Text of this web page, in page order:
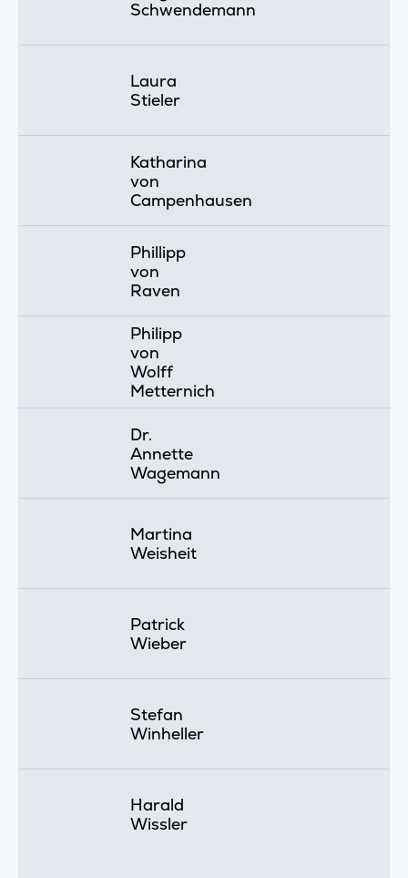
Schwendemann
Laura
Stieler
Katharina
von
Campenhausen
Phillipp
von
Raven
Philipp
von
Wolff
Metternich
Dr.
Annette
Wagemann
Martina
Weisheit
Patrick
Wieber
Stefan
Winheller
Harald
Wissler